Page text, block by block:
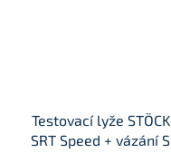
Testovací lyže
SRT Speed + vázání